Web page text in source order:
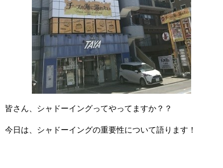
皆さん、シャドーイングってやってますか？？
今日は、シャドーイングの重要性について語ります！